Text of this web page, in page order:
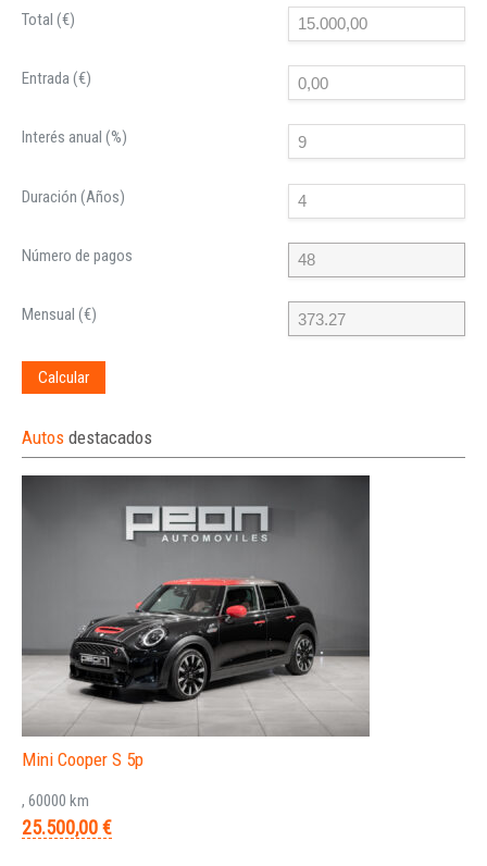
Total (€)
Entrada (€)
Interés anual (%)
Duración (Años)
Número de pagos
Mensual (€)
Calcular
Autos destacados
Mini Cooper S 5p
, 60000 km
25.500,00 €